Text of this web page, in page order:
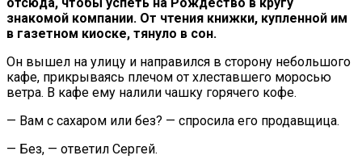
знакомой компании. От чтения книжки, купленной им
в газетном киоске, тянуло в сон.
Он вышел на улицу и направился в сторону небольшого
кафе, прикрываясь плечом от хлеставшего моросью
ветра. В кафе ему налили чашку горячего кофе.
— Вам с сахаром или без? — спросила его продавщица.
— Без, — ответил Сергей.